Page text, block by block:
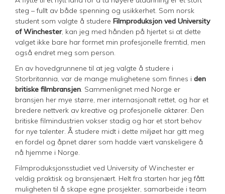
steg – fullt av både spenning og usikkerhet. Som norsk
student som valgte å studere Filmproduksjon ved University
of Winchester, kan jeg med hånden på hjertet si at dette
valget ikke bare har formet min profesjonelle fremtid, men
også endret meg som person.
En av hovedgrunnene til at jeg valgte å studere i
Storbritannia, var de mange mulighetene som finnes i den
britiske filmbransjen. Sammenlignet med Norge er
bransjen her mye større, mer internasjonalt rettet, og har et
bredere nettverk av kreative og profesjonelle aktører. Den
britiske filmindustrien vokser stadig og har et stort behov
for nye talenter. Å studere midt i dette miljøet har gitt meg
en fordel og åpnet dører som hadde vært vanskeligere å
nå hjemme i Norge.
Filmproduksjonsstudiet ved University of Winchester er
veldig praktisk og bransjenært. Helt fra starten har jeg fått
muligheten til å skape egne prosjekter, samarbeide i team